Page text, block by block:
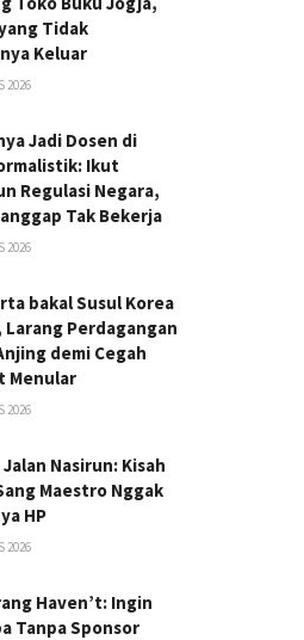
Tidak
Keluar
2026
Jadi Dosen di
Ikut
Regulasi Negara,
Tak Bekerja
2026
bakal Susul Korea
Perdagangan
demi Cegah
Menular
2026
Nasirun: Kisah
Maestro Nggak
HP
2026
Haven’t: Ingin
Tanpa Sponsor